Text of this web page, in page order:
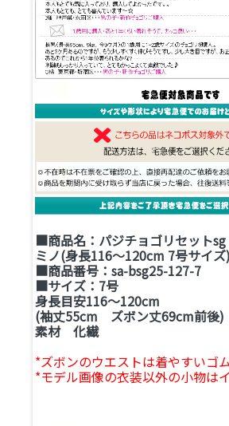
■商品名：パジチョゴリセットsg
ミノ(身長116～120cm 7号サイズ)
■商品番号：sa-bsg25-127-7
■サイズ：7号
身長目安116～120cm
(袖丈55cm ズボン丈69cm前後)
素材 化繊
*ズボンのウエストは着やすいゴ
*モデル画像の衣装以外の小物は